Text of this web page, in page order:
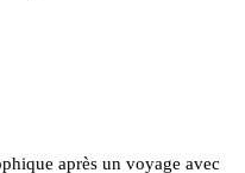
après un voyage avec